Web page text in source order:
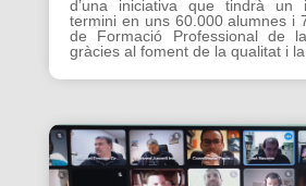
d’una iniciativa que tindrà un
termini en uns 60.000 alumnes i
de Formació Professional de
gràcies al foment de la qualitat i la